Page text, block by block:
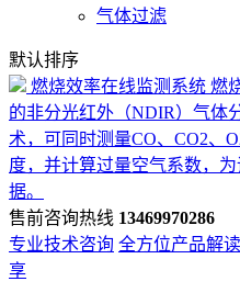
气体过滤
默认排序
燃烧效率在线监测系统 燃
的非分光红外（NDIR）气体
术，可同时测量CO、CO2、
度，并计算过量空气系数，
据。
售前咨询热线 13469970286
专业技术咨询 全方位产品解读
享